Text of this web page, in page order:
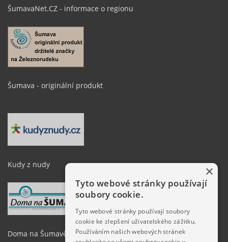
ŠumavaNet.CZ - informace o regionu
Šumava - originální produkt
Kudy z nudy
Doma na Šumavě
×
Tyto webové stránky používají
soubory cookie.
Tyto webové stránky používají soubory
cookie ke zlepšení uživatelského zážitku.
Používáním našich webových stránek